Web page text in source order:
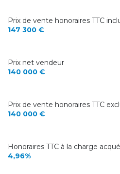
Prix de vente honoraires TTC
147 300 €
Prix net vendeur
140 000 €
Prix de vente honoraires TTC
140 000 €
Honoraires TTC à la charge
4,96%